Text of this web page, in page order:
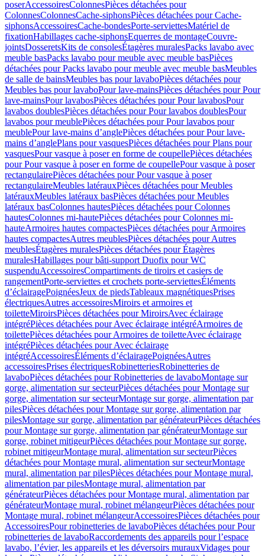
poserAccessoiresColonnesPièces détachées pour
ColonnesColonnesCache-siphonsPièces détachées pour Cache-
siphonsAccessoiresCache-bondesPorte-serviettesMatériel de
fixationHabillages cache-siphonsEquerres de montageCouvre-
jointsDosseretsKits de consolesÉtagères muralesPacks lavabo avec
meuble basPacks lavabo pour meuble avec meuble basPièces
détachées pour Packs lavabo pour meuble avec meuble basMeubles
de salle de bainsMeubles bas pour lavaboPièces détachées pour
Meubles bas pour lavaboPour lave-mainsPièces détachées pour Pour
lave-mainsPour lavabosPièces détachées pour Pour lavabosPour
lavabos doublesPièces détachées pour Pour lavabos doublesPour
lavabos pour meublePièces détachées pour Pour lavabos pour
meublePour lave-mains d’anglePièces détachées pour Pour lave-
mains d’anglePlans pour vasquesPièces détachées pour Plans pour
vasquesPour vasque à poser en forme de coupellePièces détachées
pour Pour vasque à poser en forme de coupellePour vasque à poser
rectangulairePièces détachées pour Pour vasque à poser
rectangulaireMeubles latérauxPièces détachées pour Meubles
latérauxMeubles latéraux basPièces détachées pour Meubles
latéraux basColonnes hautesPièces détachées pour Colonnes
hautesColonnes mi-hautePièces détachées pour Colonnes mi-
hauteArmoires hautes compactesPièces détachées pour Armoires
hautes compactesAutres meublesPièces détachées pour Autres
meublesÉtagères muralesPièces détachées pour Étagères
muralesHabillages pour bâti-support Duofix pour WC
suspenduAccessoiresCompartiments de tiroirs et casiers de
rangementPorte-serviettes et crochets porte-serviettesÉléments
d’éclairagePoignéesJeux de piedsTableaux magnétiquesPrises
électriquesAutres accessoiresMiroirs et armoires et
toiletteMiroirsPièces détachées pour MiroirsAvec éclairage
intégréPièces détachées pour Avec éclairage intégréArmoires de
toilettePièces détachées pour Armoires de toiletteAvec éclairage
intégréPièces détachées pour Avec éclairage
intégréAccessoiresÉléments d’éclairagePoignéesAutres
accessoiresPrises électriquesRobinetteriesRobinetteries de
lavaboPièces détachées pour Robinetteries de lavaboMontage sur
gorge, alimentation sur secteurPièces détachées pour Montage sur
gorge, alimentation sur secteurMontage sur gorge, alimentation par
pilesPièces détachées pour Montage sur gorge, alimentation par
pilesMontage sur gorge, alimentation par générateurPièces détachées
pour Montage sur gorge, alimentation par générateurMontage sur
gorge, robinet mitigeurPièces détachées pour Montage sur gorge,
robinet mitigeurMontage mural, alimentation sur secteurPièces
détachées pour Montage mural, alimentation sur secteurMontage
mural, alimentation par pilesPièces détachées pour Montage mural,
alimentation par pilesMontage mural, alimentation par
générateurPièces détachées pour Montage mural, alimentation par
générateurMontage mural, robinet mélangeurPièces détachées pour
Montage mural, robinet mélangeurAccessoiresPièces détachées pour
AccessoiresPour robinetteries de lavaboPièces détachées pour Pour
robinetteries de lavaboRaccordements des appareils pour l’espace
lavabo, l’évier, les appareils et les déversoirs murauxVidages pour